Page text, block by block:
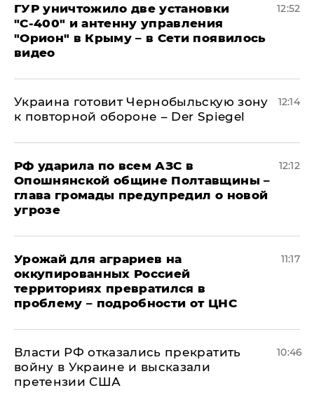
ГУР уничтожило две установки
"С‑400" и антенну управления
"Орион" в Крыму – в Сети появилось
видео
12:52
Украина готовит Чернобыльскую зону
к повторной обороне – Der Spiegel
12:14
РФ ударила по всем АЗС в
Опошнянской общине Полтавщины –
глава громады предупредил о новой
угрозе
12:12
Урожай для аграриев на
оккупированных Россией
территориях превратился в
проблему – подробности от ЦНС
11:17
Власти РФ отказались прекратить
войну в Украине и высказали
претензии США
10:46